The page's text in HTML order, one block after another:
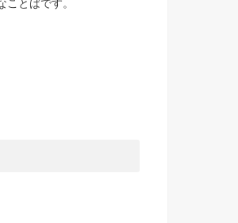
とばです。